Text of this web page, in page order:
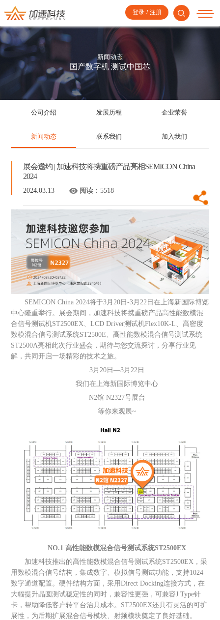
登录 / 注册
新闻动态
国产数字机 测试中国芯
公司介绍 发展历程 企业荣誉
新闻动态 联系我们 加入我们
展会邀约 | 加速科技将携重磅产品亮相SEMICON China
2024
2024.03.13 阅读：5518
SEMICON China 2024将于3月20日-3月22日在上海新国际博览
中心隆重举行。展会期间，加速科技将携重磅产品高性能数模混
合信号测试机ST2500EX、LCD Driver测试机Flex10K-L、高密度
数模混合信号测试系统ST2500E、高性能数模混合信号测试系统
ST2500A亮相此次行业盛会，期待与您交流探讨，分享行业见
解，共同开启一场精彩的技术之旅。
3月20日—3月22日
我们在上海新国际博览中心
N2馆 N2327号展台
等你来观展~
NO.1 高性能数模混合信号测试系统ST2500EX
加速科技推出的高性能数模混合信号测试系统ST2500EX，采
用数模混合信号结构，集成数字、模拟信号测试功能，支持1024
数字通道配置。硬件结构方面，采用Direct Docking连接方式，在
大幅提升晶圆测试稳定性的同时，兼容性更强，可兼容J Type针
卡，帮助降低客户转平台治具成本。ST2500EX还具有灵活的可扩
展性，为后期扩展混合信号模块、射频模块奠定了良好基础。